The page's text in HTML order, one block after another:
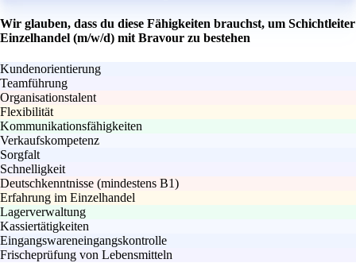
Wir glauben, dass du diese Fähigkeiten brauchst, um Schichtleiter
Einzelhandel (m/w/d) mit Bravour zu bestehen
Kundenorientierung
Teamführung
Organisationstalent
Flexibilität
Kommunikationsfähigkeiten
Verkaufskompetenz
Sorgfalt
Schnelligkeit
Deutschkenntnisse (mindestens B1)
Erfahrung im Einzelhandel
Lagerverwaltung
Kassiertätigkeiten
Eingangswareneingangskontrolle
Frischeprüfung von Lebensmitteln